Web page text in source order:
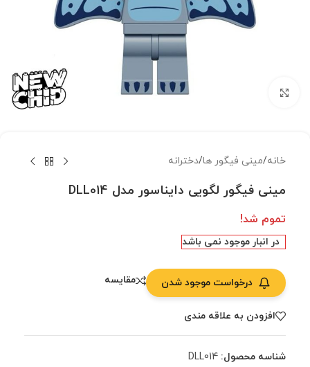
خانه/مینی فیگور ها/دخترانه
مینی فیگور لگویی دایناسور مدل DLL014
تموم شد!
در انبار موجود نمی باشد
درخواست موجود شدن مقایسه
افزودن به علاقه مندی
شناسه محصول: DLL014